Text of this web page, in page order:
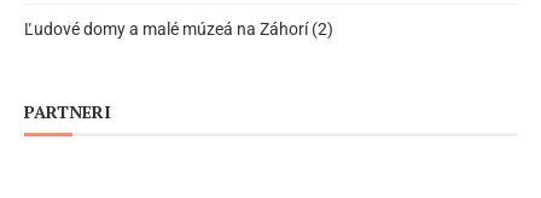
Ľudové domy a malé múzeá na Záhorí (2)
PARTNERI